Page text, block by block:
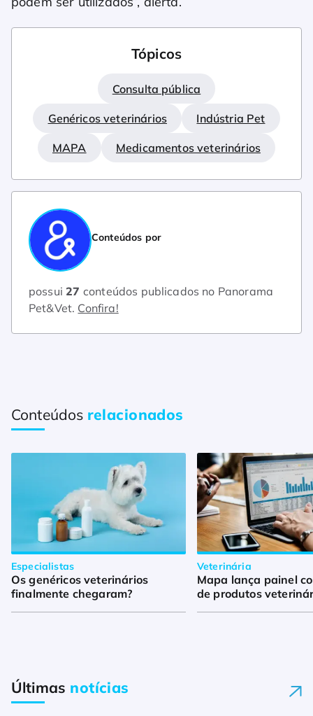
Tópicos
Consulta pública
Genéricos veterinários Indústria Pet
MAPA Medicamentos veterinários
Conteúdos por
possui 27 conteúdos publicados no Panorama
Pet&Vet. Confira!
Conteúdos relacionados
Especialistas
Os genéricos veterinários
finalmente chegaram?
Veterinária
Mapa lança painel
de produtos
Últimas notícias